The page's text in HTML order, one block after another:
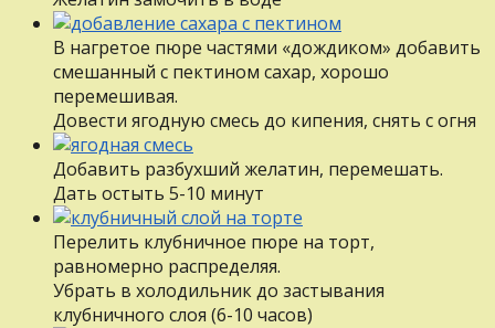
В нагретое пюре частями «дождиком» добавить
смешанный с пектином сахар, хорошо
перемешивая.
Довести ягодную смесь до кипения, снять с огня
Добавить разбухший желатин, перемешать.
Дать остыть 5-10 минут
Перелить клубничное пюре на торт,
равномерно распределяя.
Убрать в холодильник до застывания
клубничного слоя (6-10 часов)